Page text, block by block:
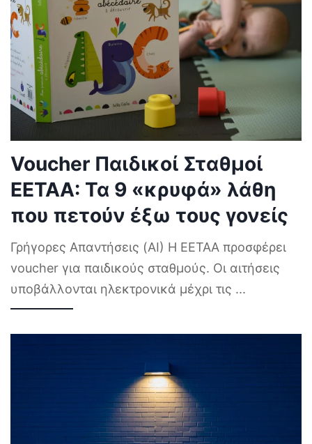
Voucher Παιδικοί Σταθμοί
ΕΕΤΑΑ: Τα 9 «κρυφά» λάθη
που πετούν έξω τους γονείς
Γρήγορες Απαντήσεις (AI) Η ΕΕΤΑΑ προσφέρει
voucher για παιδικούς σταθμούς. Οι αιτήσεις
υποβάλλονται ηλεκτρονικά μέχρι τις ...